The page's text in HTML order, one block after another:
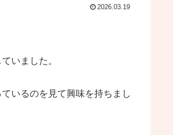
2026.03.19
いました。
いるのを見て興味を持ちまし